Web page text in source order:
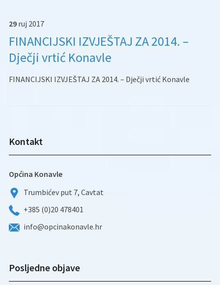
29 ruj 2017
FINANCIJSKI IZVJEŠTAJ ZA 2014. –
Dječji vrtić Konavle
FINANCIJSKI IZVJEŠTAJ ZA 2014. – Dječji vrtić Konavle
Kontakt
Općina Konavle
Trumbićev put 7, Cavtat
+385 (0)20 478401
info@opcinakonavle.hr
Posljedne objave